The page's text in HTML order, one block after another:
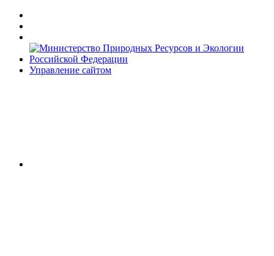
Управление сайтом